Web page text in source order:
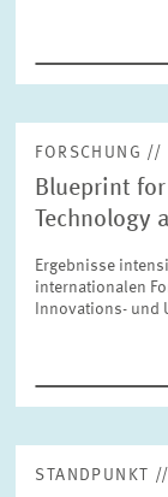
Schlagworte
FORSCHUNG
Blueprint
Technology
Ergebnisse
internationalen
Innovations- und
STANDPUNKT